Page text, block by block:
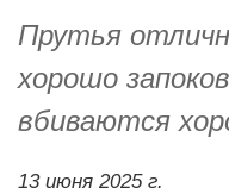
Прутья
хорошо
вбиваются
13 июня 2025 г.